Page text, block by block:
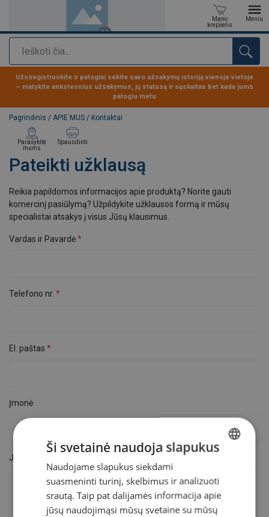
Paieška
Mano
krepšelis
Meniu
Produktas buvo pridėtas prie jūsų užklausos
Užsiregistruokite ir patogiai sekite savo užsakymų istoriją vienoje vietoje
– matykite ankstesnius užsakymus, jų statusą ir sąskaitas bet kada jums
patogiu metu
Pagrindinis / APIE MUS / Kontaktai
Pateikti užklausą
Parašykite
mums
Spausdinti
Reikia papildomos informacijos apie produktą? Norite gauti
komercinį pasiūlymą? Užpildykite užklausos formą ir mūsų
specialistai atsakys į visus Jūsų klausimus.
Vardas ir Pavardė
Telefono nr.
El. paštas
Įmonė
Jūsų užklausimas
LITHUANIAN
ENGLISH TRANSLATION
Ši svetainė naudoja slapukus
Naudojame slapukus siekdami
suasmeninti turinį, skelbimus ir analizuoti
srautą. Taip pat dalijamės informacija apie
jūsų naudojimąsi mūsų svetaine su mūsų